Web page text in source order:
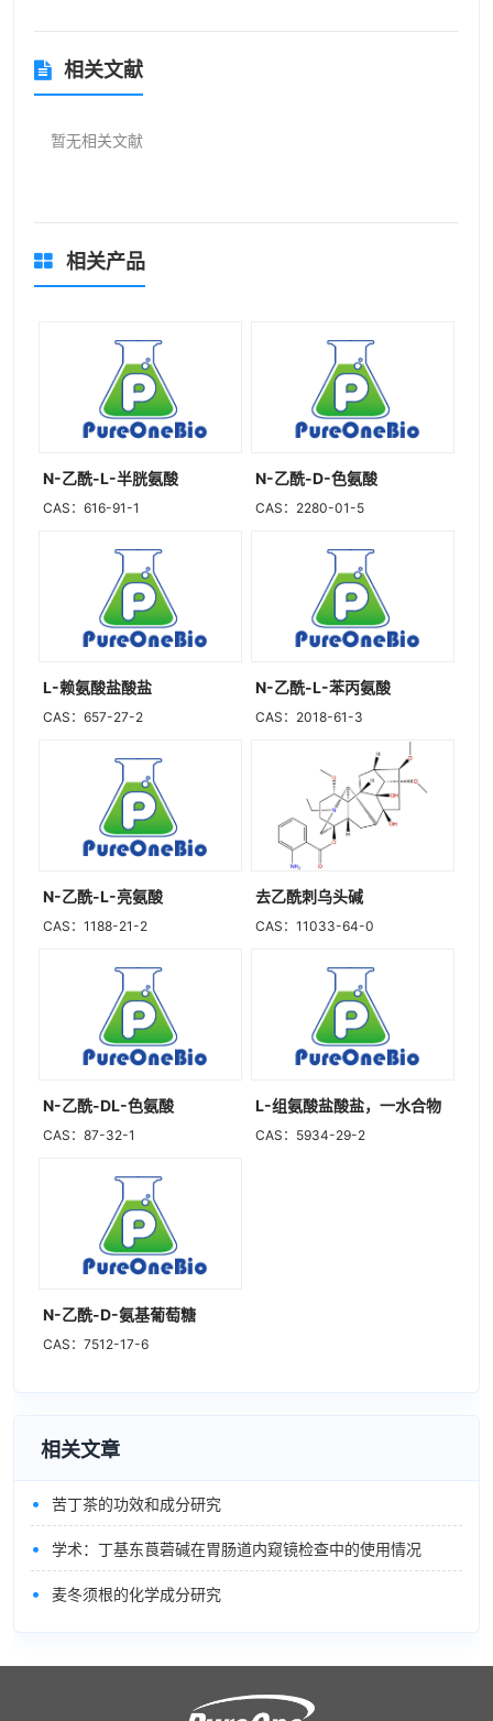
相关文献
暂无相关文献
相关产品
N-乙酰-L-半胱氨酸
CAS：616-91-1
N-乙酰-D-色氨酸
CAS：2280-01-5
L-赖氨酸盐酸盐
CAS：657-27-2
N-乙酰-L-苯丙氨酸
CAS：2018-61-3
N-乙酰-L-亮氨酸
CAS：1188-21-2
去乙酰刺乌头碱
CAS：11033-64-0
N-乙酰-DL-色氨酸
CAS：87-32-1
L-组氨酸盐酸盐，一水合物
CAS：5934-29-2
N-乙酰-D-氨基葡萄糖
CAS：7512-17-6
相关文章
• 苦丁茶的功效和成分研究
• 学术：丁基东莨菪碱在胃肠道内窥镜检查中的使用情况
• 麦冬须根的化学成分研究